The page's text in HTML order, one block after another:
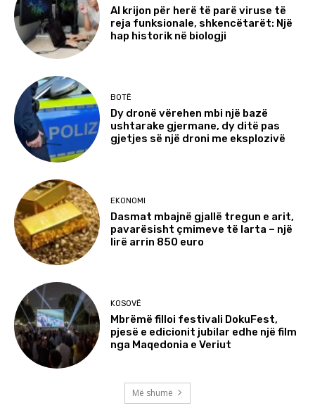
AI krijon për herë të parë viruse të
reja funksionale, shkencëtarët: Një
hap historik në biologji
BOTË
Dy dronë vërehen mbi një bazë
ushtarake gjermane, dy ditë pas
gjetjes së një droni me eksplozivë
EKONOMI
Dasmat mbajnë gjallë tregun e arit,
pavarësisht çmimeve të larta – një
lirë arrin 850 euro
KOSOVË
Mbrëmë filloi festivali DokuFest,
pjesë e edicionit jubilar edhe një film
nga Maqedonia e Veriut
Më shumë